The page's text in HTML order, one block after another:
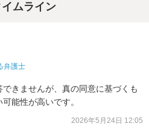
ムライン
弁護士
きませんが、真の同意に基づくも
能性が高いです。
2026年5月24日 12:05